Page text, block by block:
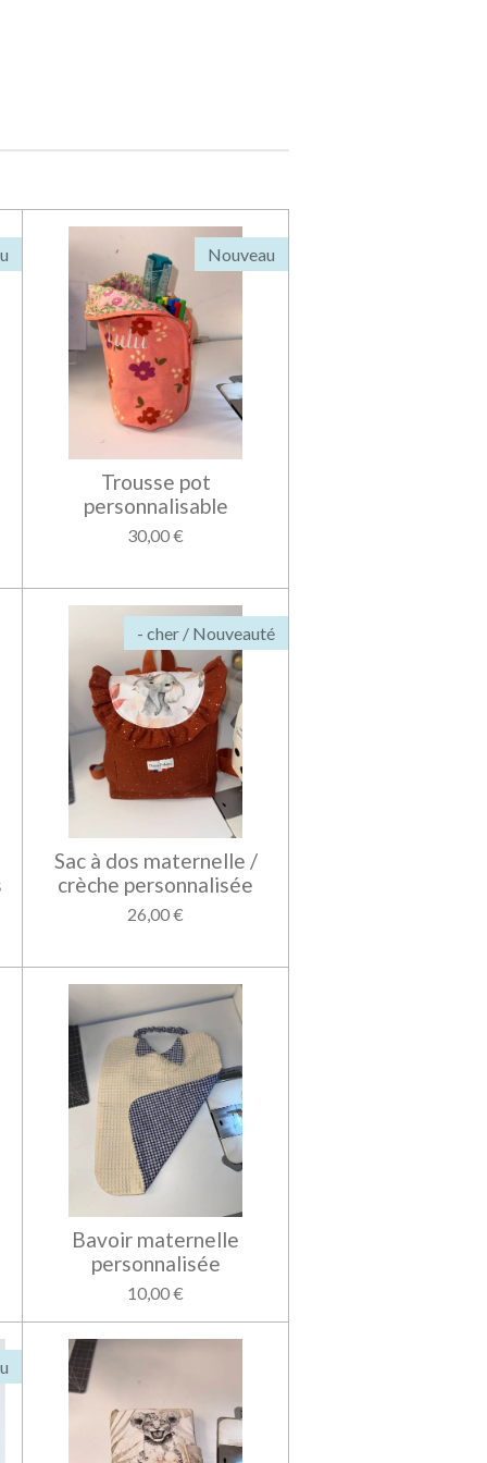
Nouveau
Trousse pot
personnalisable
30,00 €
- cher / Nouveauté
Sac à dos maternelle /
crèche personnalisée
26,00 €
Bavoir maternelle
personnalisée
10,00 €